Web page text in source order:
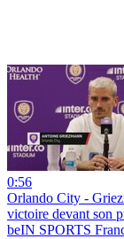
0:56
Orlando City -
victoire devant son
beIN SPORTS